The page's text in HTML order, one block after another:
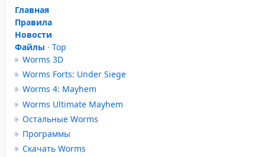
Главная
Правила
Новости
Файлы · Top
Worms 3D
Worms Forts: Under Siege
Worms 4: Mayhem
Worms Ultimate Mayhem
Остальные Worms
Программы
Скачать Worms